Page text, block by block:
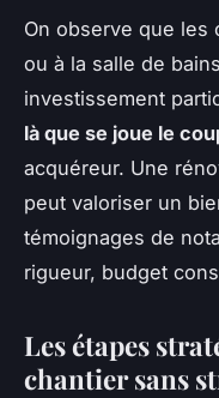
On observe que les
ou à la salle de
investissement
là que se joue le
acquéreur. Une
peut valoriser un
témoignages de
rigueur, budget
Les étapes
chantier sans